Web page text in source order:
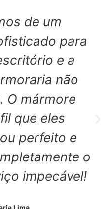
de um
para
e a
não
O mármore
que eles
perfeito e
o
impecável!
Lima